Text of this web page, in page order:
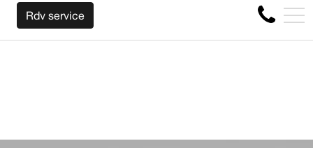
NOUS RACHETONS VOTRE AUTO PEU IMPORTE
4356 Boul Métropolitain E, Montréal, QC, CA H1S 1A2
EN
Rdv service